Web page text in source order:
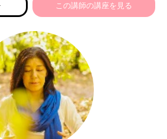
この講師の講座を見る